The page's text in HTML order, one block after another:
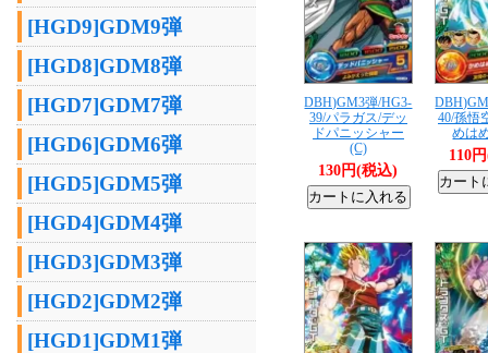
[HGD9]GDM9弾
[HGD8]GDM8弾
[HGD7]GDM7弾
[HGD6]GDM6弾
[HGD5]GDM5弾
[HGD4]GDM4弾
[HGD3]GDM3弾
[HGD2]GDM2弾
[HGD1]GDM1弾
DBH)GM3弾/HG3-
39/パラガス/デッ
ドパニッシャー
(C)
130円(税込)
40/孫悟
めは
110